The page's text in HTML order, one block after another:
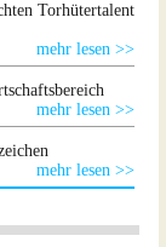
Torhütertalent
mehr lesen >>
mehr lesen >>
mehr lesen >>